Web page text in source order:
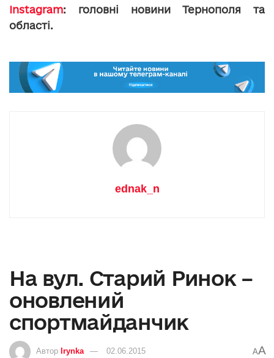
Instagram: головні новини Тернополя та
області.
ednak_n
На вул. Старий Ринок –
оновлений
спортмайданчик
Автор Irynka 02.06.2015 AA